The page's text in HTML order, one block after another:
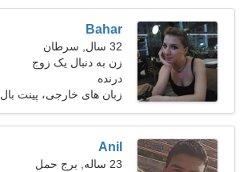
Bahar
32 سال, سرطان
زن به دنبال یک زوج
درنده
زبان های خارجی، پینت بال
Anil
23 ساله, برج حمل